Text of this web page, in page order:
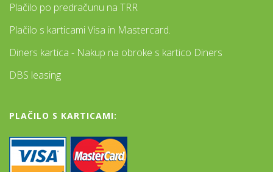
Plačilo po predračunu na TRR
Plačilo s karticami Visa in Mastercard.
Diners kartica - Nakup na obroke s kartico Diners
DBS leasing
PLAČILO S KARTICAMI: